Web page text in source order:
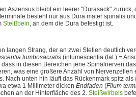
Aszensus bleibt ein leerer "Durasack" zurück,
besteht nur aus Dura mater spinalis
Steißbein, an dem die Dura befestigt ist.
langen Strang, der an zwei Stellen deutlich
lumbosacralis (intumescentia (lat.) =
in diesen Bereichen jene Spinalnerven
was eine größere Anzahl von Nervenzellen
Nach unten hin läuft das Rückenmark spitz als
etwa 1 Millimeter dicken Endfaden (Filum
an der Hinterfläche des 2. Steißwirbels